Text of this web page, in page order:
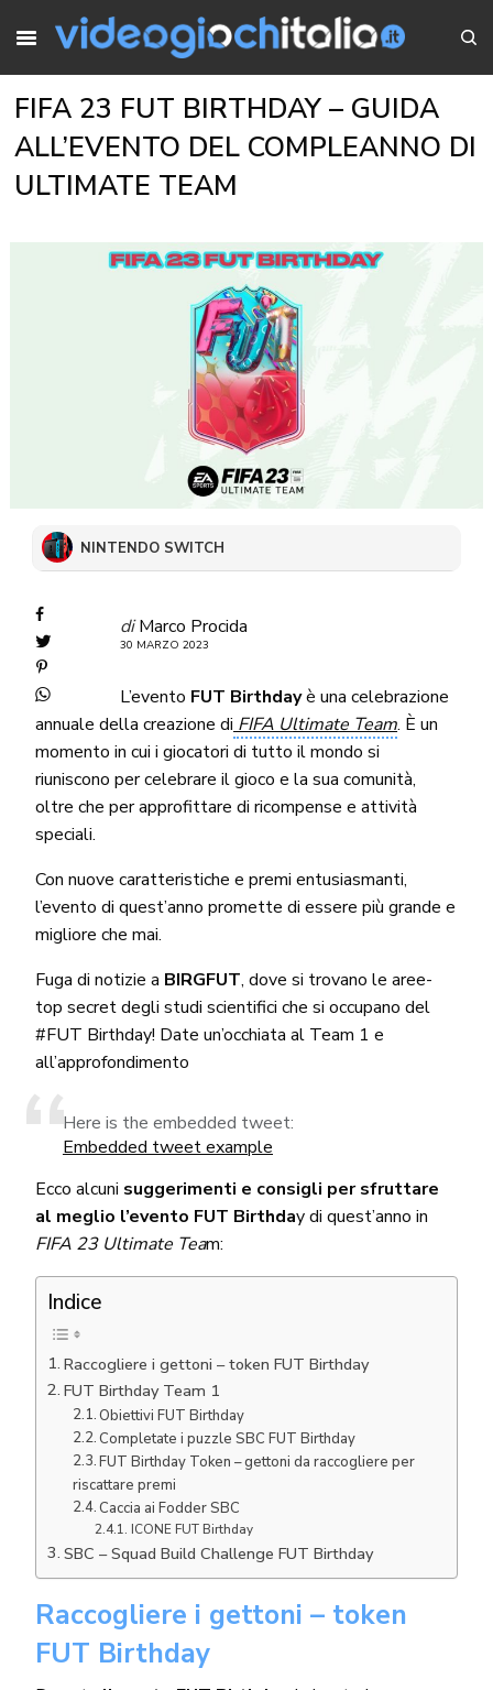
FIFA 23 FUT BIRTHDAY – GUIDA
ALL’EVENTO DEL COMPLEANNO DI
ULTIMATE TEAM
NINTENDO SWITCH
di Marco Procida
30 MARZO 2023
L’evento FUT Birthdayè una celebrazione
annuale della creazione di FIFA Ultimate Team. È un
momento in cui i giocatori di tutto il mondo si
riuniscono per celebrare il gioco e la sua comunità,
oltre che per approfittare di ricompense e attività
speciali.
Con nuove caratteristiche e premi entusiasmanti,
l’evento di quest’anno promette di essere più grande e
migliore che mai.
Fuga di notizie a BIRGFUT, dove si trovano le aree-
top secret degli studi scientifici che si occupano del
#FUT Birthday! Date un’occhiata al Team 1 e
all’approfondimento
Here is the embedded tweet:
Embedded tweet example
Ecco alcuni suggerimenti e consigli per sfruttare
al meglio l’evento FUT Birthday di quest’anno in
FIFA 23 Ultimate Team:
Indice
Raccogliere i gettoni – token FUT Birthday
FUT Birthday Team 1
Obiettivi FUT Birthday
Completate i puzzle SBC FUT Birthday
FUT Birthday Token – gettoni da raccogliere per
riscattare premi
Caccia ai Fodder SBC
ICONE FUT Birthday
SBC – Squad Build Challenge FUT Birthday
Raccogliere i gettoni – token
FUT Birthday